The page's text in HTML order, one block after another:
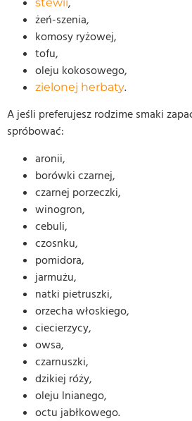
żeń-szenia,
komosy ryżowej,
tofu,
oleju kokosowego,
zielonej herbaty.
A jeśli preferujesz rodzime smaki
spróbować:
aronii,
borówki czarnej,
czarnej porzeczki,
winogron,
cebuli,
czosnku,
pomidora,
jarmużu,
natki pietruszki,
orzecha włoskiego,
ciecierzycy,
owsa,
czarnuszki,
dzikiej róży,
oleju lnianego,
octu jabłkowego.